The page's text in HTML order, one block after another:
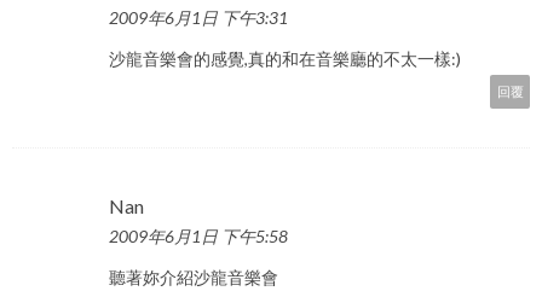
2009年6月1日 下午3:31
沙龍音樂會的感覺,真的和在音樂廳的不太一樣:)
回覆
Nan
2009年6月1日 下午5:58
聽著妳介紹沙龍音樂會